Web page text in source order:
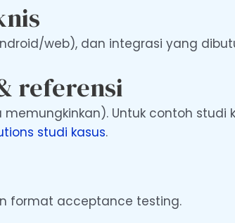
web), dan integrasi yang
referensi
Untuk contoh
studi kasus.
format acceptance testing.